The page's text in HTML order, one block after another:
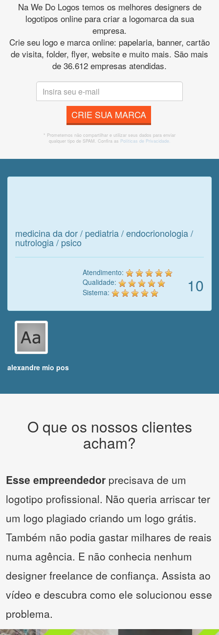
Na We Do Logos temos os melhores designers de
logotipos online para criar a logomarca da sua
empresa.
Crie seu logo e marca online: papelaria, banner, cartão
de visita, folder, flyer, website e muito mais. São mais
de 36.612 empresas atendidas.
CRIE SUA MARCA
* Prometemos não compartilhar e utilizar seus dados para enviar
qualquer tipo de SPAM. Confira as Políticas de Privacidade.
medicina da dor / pediatria / endocrionologia /
nutrologia / psico
10
Atendimento:
Qualidade:
Sistema:
alexandre mio pos
O que os nossos clientes
acham?
Esse empreendedor precisava de um
logotipo profissional. Não queria arriscar ter
um logo plagiado criando um logo grátis.
Também não podia gastar milhares de reais
numa agência. E não conhecia nenhum
designer freelance de confiança. Assista ao
vídeo e descubra como ele solucionou esse
problema.